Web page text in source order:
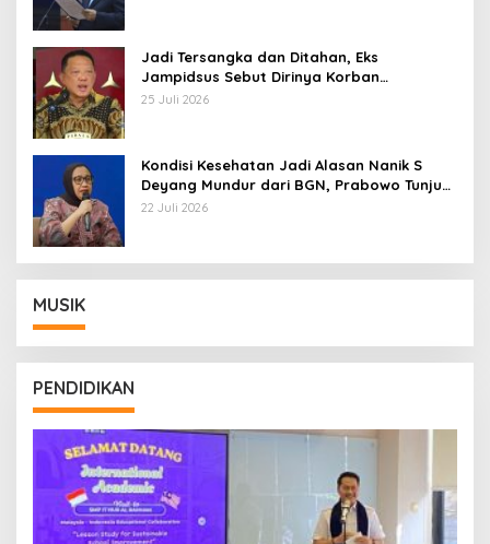
Jadi Tersangka dan Ditahan, Eks
Jampidsus Sebut Dirinya Korban
Kriminalisasi
25 Juli 2026
Kondisi Kesehatan Jadi Alasan Nanik S
Deyang Mundur dari BGN, Prabowo Tunjuk
Wamentan Sudaryono
22 Juli 2026
MUSIK
PENDIDIKAN